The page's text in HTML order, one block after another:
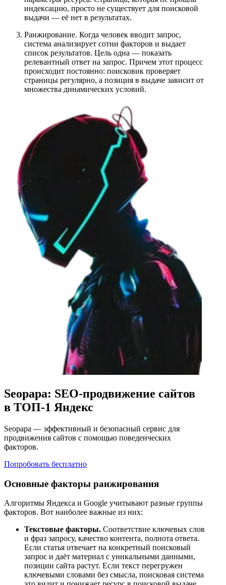
индексацию, просто не существует для поисковой
выдачи — её нет в результатах.
Ранжирование. Когда человек вводит запрос,
система анализирует сотни факторов и выдает
список результатов. Цель одна — показать
релевантный ответ на запрос. Причем этот процесс
происходит постоянно: поисковик проверяет
страницы регулярно, а позиция в выдаче зависит от
множества динамических условий.
Seopapa: SEO-продвижение сайтов
в ТОП-1 Яндекс
Seopapa — эффективный и безопасный сервис для
продвижения сайтов с помощью поведенческих
факторов.
Попробовать бесплатно
Основные факторы ранжирования
Алгоритмы Яндекса и Google учитывают разные группы
факторов. Вот наиболее важные из них:
Текстовые факторы. Соответствие ключевых слов
и фраз запросу, качество контента, полнота ответа.
Если статья отвечает на конкретный поисковый
запрос и даёт материал с уникальными данными,
позиции сайта растут. Если текст перегружен
ключевыми словами без смысла, поисковая система